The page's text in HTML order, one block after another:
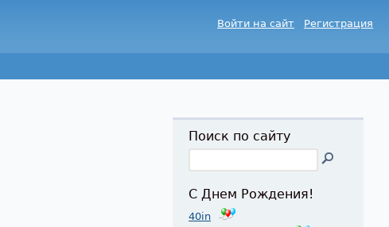
Войти на сайт Регистрация
Поиск по сайту
С Днем Рождения!
40in